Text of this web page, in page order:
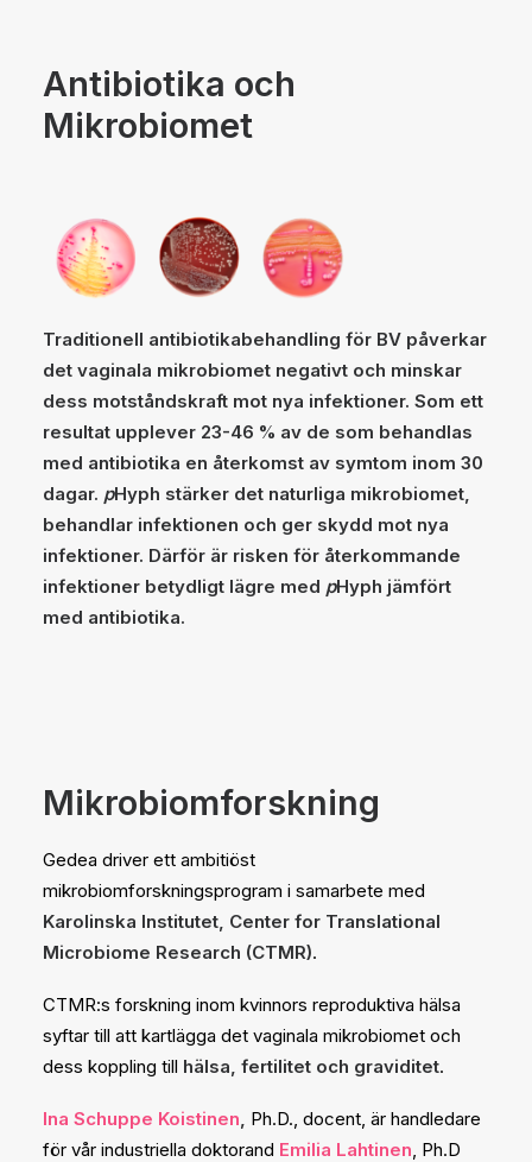
Antibiotika och
Mikrobiomet
Traditionell antibiotikabehandling för BV påverkar
det vaginala mikrobiomet negativt och minskar
dess motståndskraft mot nya infektioner. Som ett
resultat upplever 23-46 % av de som behandlas
med antibiotika en återkomst av symtom inom 30
dagar. pHyph stärker det naturliga mikrobiomet,
behandlar infektionen och ger skydd mot nya
infektioner. Därför är risken för återkommande
infektioner betydligt lägre med pHyph jämfört
med antibiotika.
Mikrobiomforskning
Gedea driver ett ambitiöst
mikrobiomforskningsprogram i samarbete med
Karolinska Institutet, Center for Translational
Microbiome Research (CTMR).
CTMR:s forskning inom kvinnors reproduktiva hälsa
syftar till att kartlägga det vaginala mikrobiomet och
dess koppling till hälsa, fertilitet och graviditet.
Ina Schuppe Koistinen, Ph.D., docent, är handledare
för vår industriella doktorand Emilia Lahtinen, Ph.D